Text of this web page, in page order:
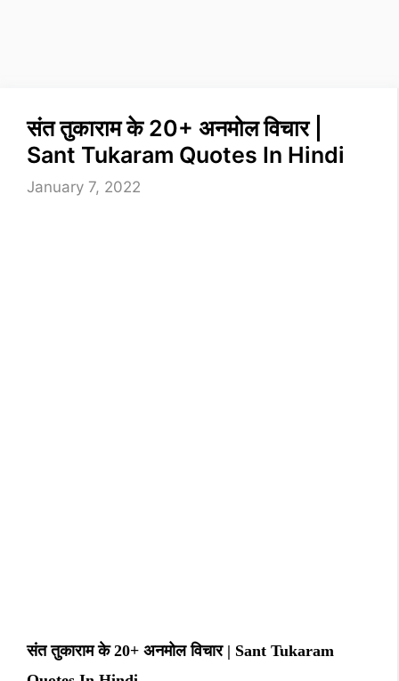
संत तुकाराम के 20+ अनमोल विचार |
Sant Tukaram Quotes In Hindi
January 7, 2022
संत तुकाराम के 20+ अनमोल विचार | Sant Tukaram